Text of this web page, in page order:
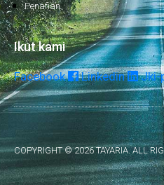
Penafian
Ikut kami
Facebook Linkedin Jki-
COPYRIGHT © 2026 TAYARIA. ALL